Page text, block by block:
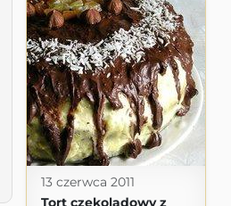
13 czerwca 2011
Tort czekoladowy z